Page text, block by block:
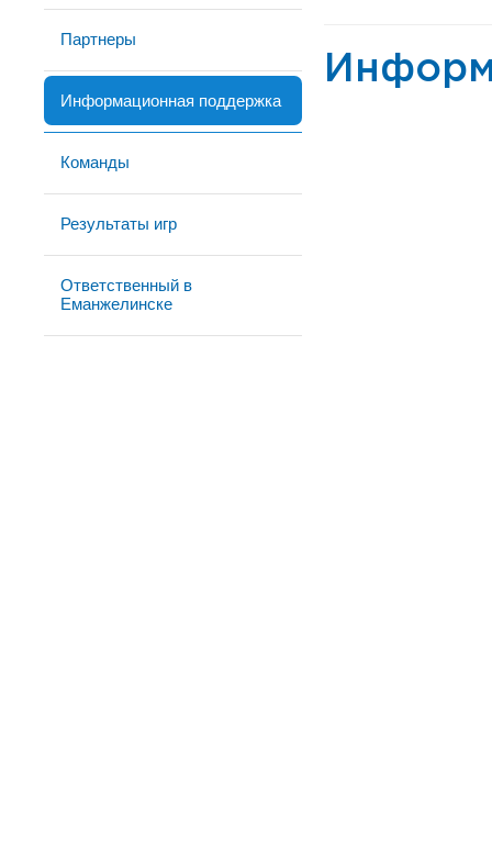
Партнеры
Информационная поддержка
Команды
Результаты игр
Ответственный в
Еманжелинске